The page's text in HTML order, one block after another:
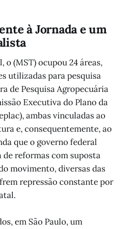
à Jornada e um
o (MST) ocupou 24 áreas,
utilizadas para pesquisa
de Pesquisa Agropecuária
Executiva do Plano da
ambas vinculadas ao
e, consequentemente, ao
que o governo federal
reformas com suposta
movimento, diversas das
repressão constante por
em São Paulo, um